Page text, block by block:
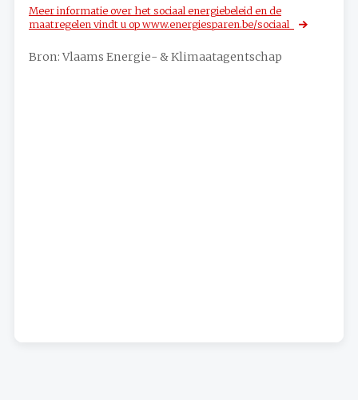
Meer informatie over het sociaal energiebeleid en de
maatregelen vindt u op www.energiesparen.be/sociaal
Bron: Vlaams Energie- & Klimaatagentschap